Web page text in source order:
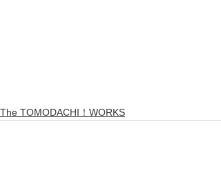
The TOMODACHI！WORKS